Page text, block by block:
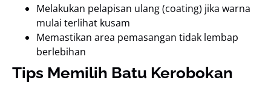
Melakukan pelapisan ulang (coating) jika warna
mulai terlihat kusam
Memastikan area pemasangan tidak lembap
berlebihan
Tips Memilih Batu Kerobokan